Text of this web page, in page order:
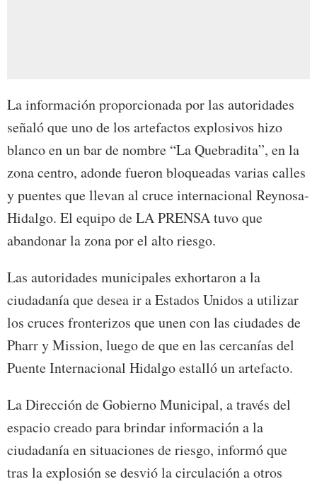
La información proporcionada por las autoridades
señaló que uno de los artefactos explosivos hizo
blanco en un bar de nombre “La Quebradita”, en la
zona centro, adonde fueron bloqueadas varias calles
y puentes que llevan al cruce internacional Reynosa-
Hidalgo. El equipo de LA PRENSA tuvo que
abandonar la zona por el alto riesgo.
Las autoridades municipales exhortaron a la
ciudadanía que desea ir a Estados Unidos a utilizar
los cruces fronterizos que unen con las ciudades de
Pharr y Mission, luego de que en las cercanías del
Puente Internacional Hidalgo estalló un artefacto.
La Dirección de Gobierno Municipal, a través del
espacio creado para brindar información a la
ciudadanía en situaciones de riesgo, informó que
tras la explosión se desvió la circulación a otros